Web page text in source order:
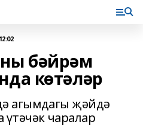
бәйрәм
көтәләр
агымдагы җәйдә
чаралар